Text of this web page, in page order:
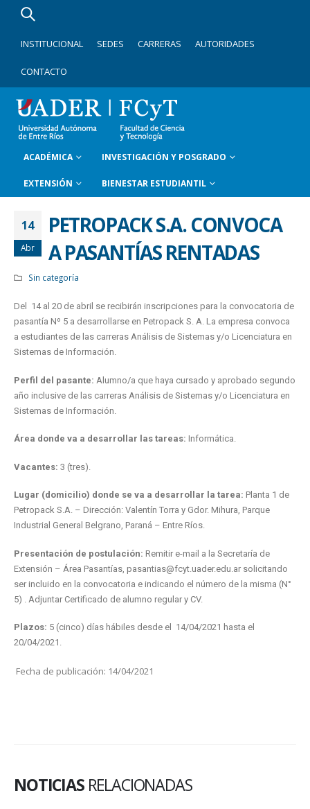
INSTITUCIONAL SEDES CARRERAS AUTORIDADES
CONTACTO
ACADÉMICA INVESTIGACIÓN Y POSGRADO
EXTENSIÓN BIENESTAR ESTUDIANTIL
14
Abr
PETROPACK S.A. CONVOCA
A PASANTÍAS RENTADAS
Sin categoría
Del 14 al 20 de abril se recibirán inscripciones para la convocatoria de
pasantía Nº 5 a desarrollarse en Petropack S. A. La empresa convoca
a estudiantes de las carreras Análisis de Sistemas y/o Licenciatura en
Sistemas de Información.
Perfil del pasante: Alumno/a que haya cursado y aprobado segundo
año inclusive de las carreras Análisis de Sistemas y/o Licenciatura en
Sistemas de Información.
Área donde va a desarrollar las tareas: Informática.
Vacantes: 3 (tres).
Lugar (domicilio) donde se va a desarrollar la tarea: Planta 1 de
Petropack S.A. – Dirección: Valentín Torra y Gdor. Mihura, Parque
Industrial General Belgrano, Paraná – Entre Ríos.
Presentación de postulación: Remitir e-mail a la Secretaría de
Extensión – Área Pasantías, pasantias@fcyt.uader.edu.ar solicitando
ser incluido en la convocatoria e indicando el número de la misma (N°
5) . Adjuntar Certificado de alumno regular y CV.
Plazos: 5 (cinco) días hábiles desde el 14/04/2021 hasta el
20/04/2021.
Fecha de publicación: 14/04/2021
NOTICIAS RELACIONADAS